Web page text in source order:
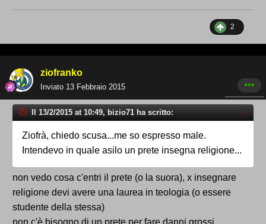
2
ziofranko
Inviato 13 Febbraio 2015
Il 13/2/2015 at 10:49, bizio71 ha scritto:
Ziofrà, chiedo scusa...me so espresso male.
Intendevo in quale asilo un prete insegna religione...
non vedo cosa c'entri il prete (o la suora), x insegnare
religione devi avere una laurea in teologia (o essere
studente della stessa)